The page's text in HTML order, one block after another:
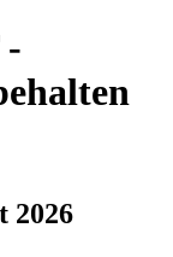
2026